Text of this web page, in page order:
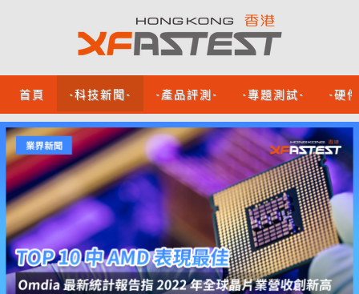
首頁 -科技新聞- -產品評測- -專題測試- -硬